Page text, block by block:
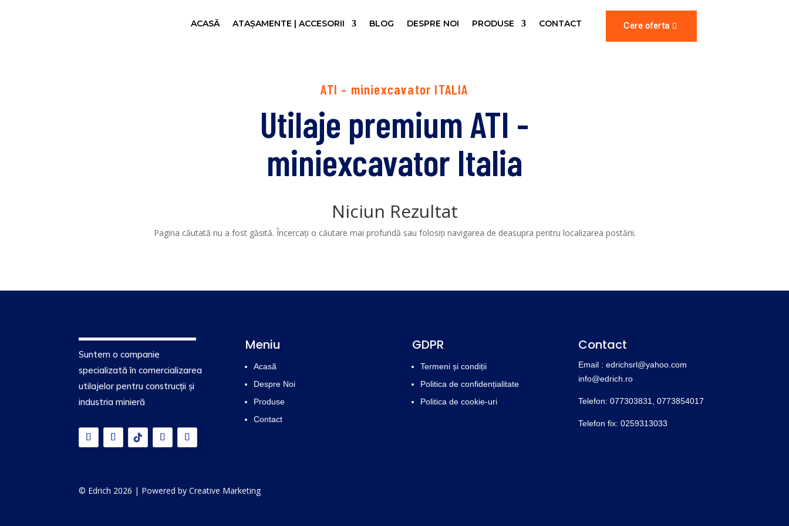
ACASĂ ATAȘAMENTE | ACCESORII BLOG DESPRE NOI PRODUSE CONTACT Cere oferta
ATI – miniexcavator ITALIA
Utilaje premium ATI -
miniexcavator Italia
Niciun Rezultat
Pagina căutată nu a fost găsită. Încercați o căutare mai profundă sau folosiți navigarea de deasupra pentru localizarea postării.
Suntem o companie
specializată în comercializarea
utilajelor pentru construcții și
industria minieră
Meniu
Acasă
Despre Noi
Produse
Contact
GDPR
Termeni și condiții
Politica de confidențialitate
Politica de cookie-uri
Contact
Email : edrichsrl@yahoo.com
info@edrich.ro
Telefon: 077303831,0773854017
Telefon fix: 0259313033
© Edrich 2026 | Powered byCreative Marketing